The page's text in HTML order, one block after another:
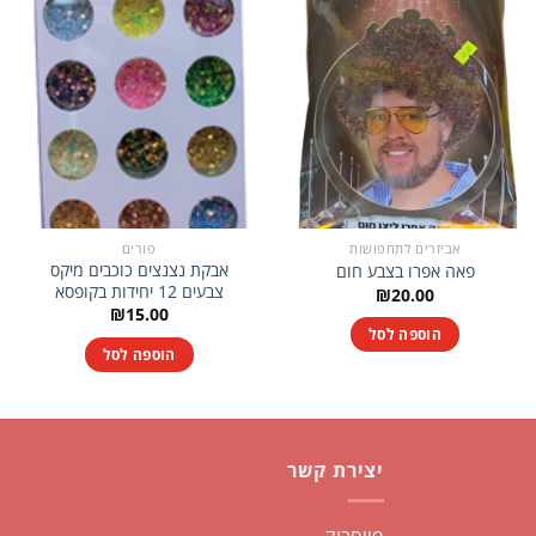
אביזרים לתחפושות
פאה אפרו בצבע חום
₪20.00
הוספה לסל
פורים
אבקת נצנצים כוכבים מיקס
צבעים 12 יחידות בקופסא
₪15.00
הוספה לסל
יצירת קשר